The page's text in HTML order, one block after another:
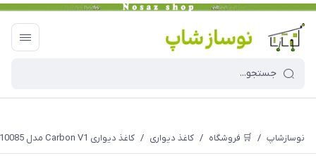
نوسازشاپ / 🛒 فروشگاه / کاغذ دیواری / کاغذ دیواری Carbon V1 مدل 10085